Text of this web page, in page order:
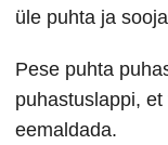
üle puhta ja
Pese puhta
puhastuslappi,
eemaldada.